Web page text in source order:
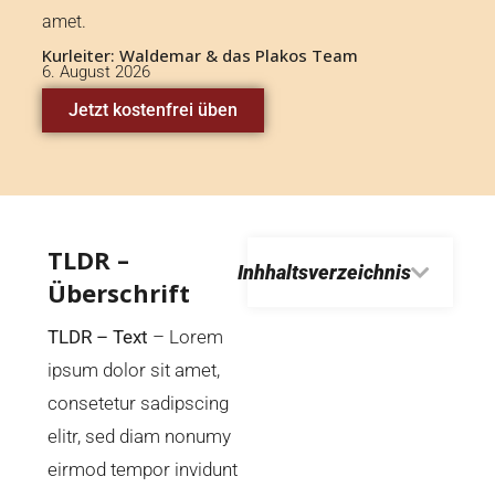
amet.
Kurleiter: Waldemar & das Plakos Team
6. August 2026
Jetzt kostenfrei üben
TLDR –
Überschrift
TLDR – Text – Lorem
ipsum dolor sit amet,
consetetur sadipscing
elitr, sed diam nonumy
eirmod tempor invidunt
Inhhaltsverzeichnis